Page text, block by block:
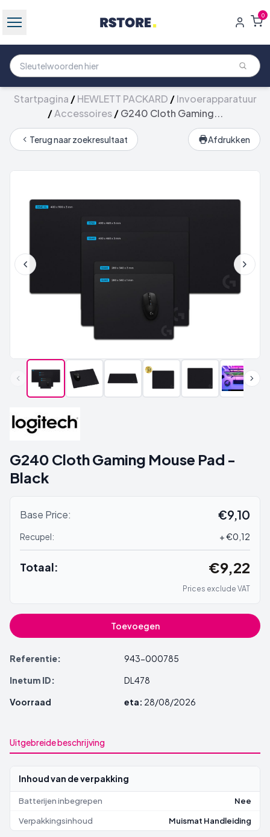
0
Startpagina /HEWLETT PACKARD /Invoerapparatuur
/Accessoires/G240 Cloth Gaming...
Terug naar zoekresultaat Afdrukken
G240 Cloth Gaming Mouse Pad -
Black
Base Price: €9,10
Recupel: + €0,12
Totaal: €9,22
Prices exclude VAT
Toevoegen
Referentie:
943-000785
Inetum ID:
DL478
Voorraad
eta: 28/08/2026
Uitgebreide beschrijving
Inhoud van de verpakking
Batterijen inbegrepen Nee
Verpakkingsinhoud Muismat Handleiding